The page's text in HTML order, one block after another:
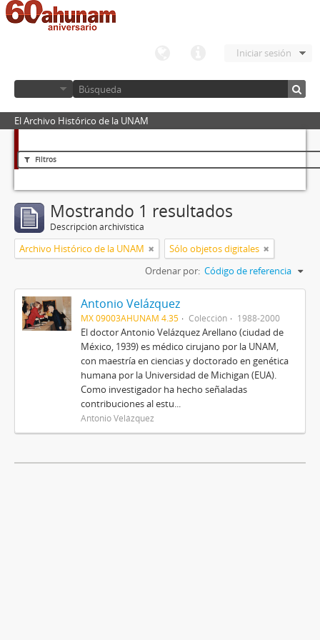
Iniciar sesión
El Archivo Histórico de la UNAM
Filtros
Mostrando 1 resultados
Descripción archivística
Archivo Histórico de la UNAM
Sólo objetos digitales
Ordenar por: Código de referencia
Antonio Velázquez
MX 09003AHUNAM 4.35 Colección 1988-2000
El doctor Antonio Velázquez Arellano (ciudad de
México, 1939) es médico cirujano por la UNAM,
con maestría en ciencias y doctorado en genética
humana por la Universidad de Michigan (EUA).
Como investigador ha hecho señaladas
contribuciones al estu...
Antonio Velázquez